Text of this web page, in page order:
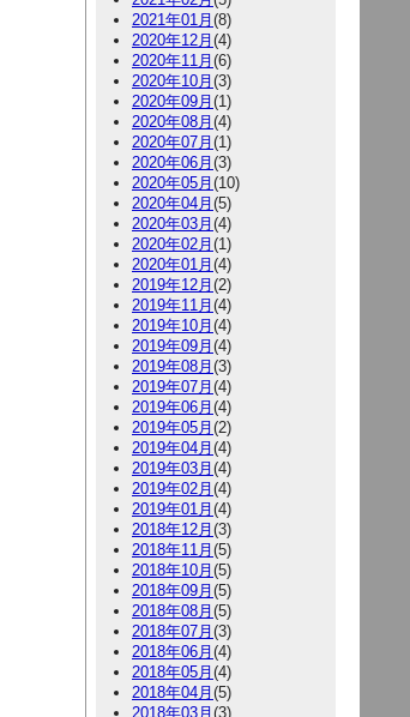
2021年01月 (8)
2020年12月 (4)
2020年11月 (6)
2020年10月 (3)
2020年09月 (1)
2020年08月 (4)
2020年07月 (1)
2020年06月 (3)
2020年05月 (10)
2020年04月 (5)
2020年03月 (4)
2020年02月 (1)
2020年01月 (4)
2019年12月 (2)
2019年11月 (4)
2019年10月 (4)
2019年09月 (4)
2019年08月 (3)
2019年07月 (4)
2019年06月 (4)
2019年05月 (2)
2019年04月 (4)
2019年03月 (4)
2019年02月 (4)
2019年01月 (4)
2018年12月 (3)
2018年11月 (5)
2018年10月 (5)
2018年09月 (5)
2018年08月 (5)
2018年07月 (3)
2018年06月 (4)
2018年05月 (4)
2018年04月 (5)
2018年03月 (3)